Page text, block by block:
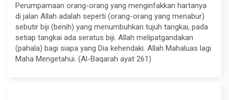
Perumpamaan orang-orang yang menginfakkan hartanya
di jalan Allah adalah seperti (orang-orang yang menabur)
sebutir biji (benih) yang menumbuhkan tujuh tangkai, pada
setiap tangkai ada seratus biji. Allah melipatgandakan
(pahala) bagi siapa yang Dia kehendaki. Allah Mahaluas lagi
Maha Mengetahui. (Al-Baqarah ayat 261)